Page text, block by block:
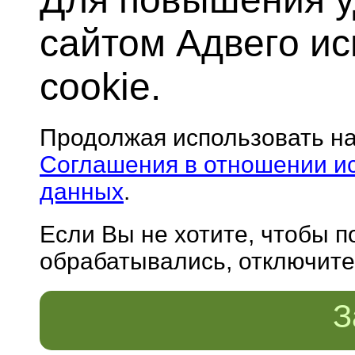
сайтом Адвего
cookie.
Продолжая использовать
Соглашения в отношении
данных.
Если Вы не хотите, чтобы
обрабатывались,